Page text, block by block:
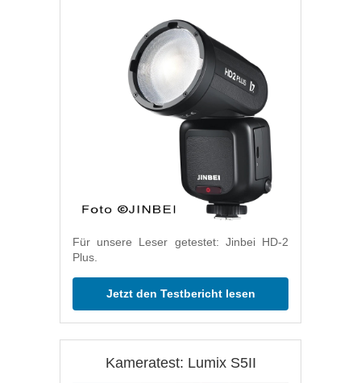
Für unsere Leser getestet: Jinbei HD-2
Plus.
Jetzt den Testbericht lesen
Kameratest: Lumix S5II